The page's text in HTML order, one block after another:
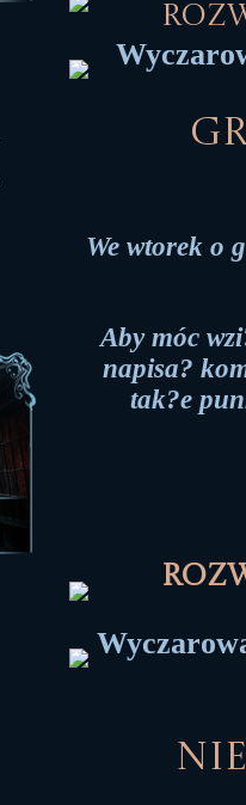
We wtorek o
Aby móc
napisa?
tak?e